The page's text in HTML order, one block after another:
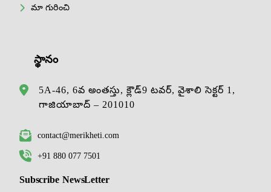
మా గురించి
స్థానం
5A-46, 6వ అంతస్తు, క్లౌడ్9 టవర్, వైశాలి సెక్టర్ 1,
గాజియాబాద్ – 201010
contact@merikheti.com
+91 880 077 7501
Subscribe NewsLetter